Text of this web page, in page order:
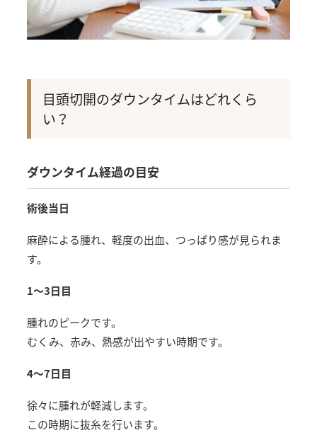
目頭切開のダウンタイムはどれくら
い？
ダウンタイム経過の目安
術後当日
麻酔による腫れ、軽度の出血、つっぱり感が見られま
す。
1〜3日目
腫れのピークです。
むくみ、赤み、熱感が出やすい時期です。
4〜7日目
徐々に腫れが軽減します。
この時期に抜糸を行います。